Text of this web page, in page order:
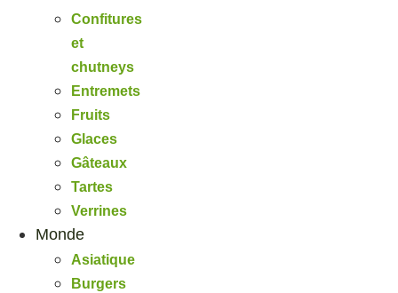
Confitures
et
chutneys
Entremets
Fruits
Glaces
Gâteaux
Tartes
Verrines
Monde
Asiatique
Burgers